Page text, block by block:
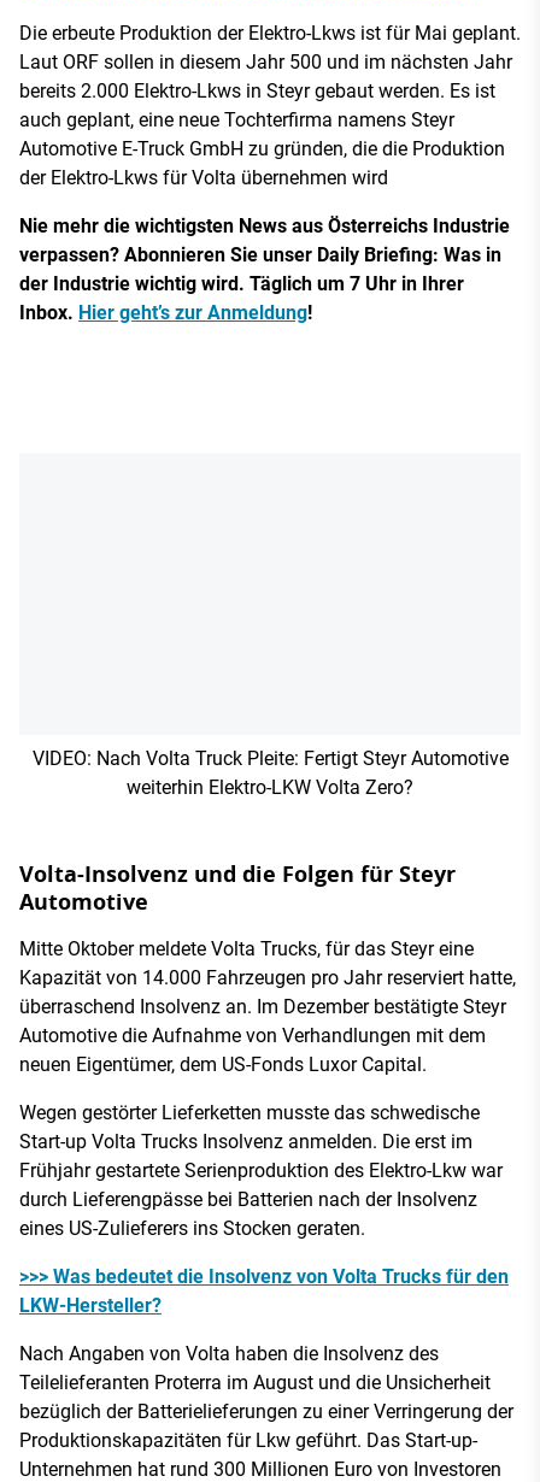
Die erbeute Produktion der Elektro-Lkws ist für Mai geplant.
Laut ORF sollen in diesem Jahr 500 und im nächsten Jahr
bereits 2.000 Elektro-Lkws in Steyr gebaut werden. Es ist
auch geplant, eine neue Tochterfirma namens Steyr
Automotive E-Truck GmbH zu gründen, die die Produktion
der Elektro-Lkws für Volta übernehmen wird
Nie mehr die wichtigsten News aus Österreichs Industrie
verpassen? Abonnieren Sie unser Daily Briefing: Was in
der Industrie wichtig wird. Täglich um 7 Uhr in Ihrer
Inbox. Hier geht’s zur Anmeldung!
VIDEO: Nach Volta Truck Pleite: Fertigt Steyr Automotive
weiterhin Elektro-LKW Volta Zero?
Volta-Insolvenz und die Folgen für Steyr
Automotive
Mitte Oktober meldete Volta Trucks, für das Steyr eine
Kapazität von 14.000 Fahrzeugen pro Jahr reserviert hatte,
überraschend Insolvenz an. Im Dezember bestätigte Steyr
Automotive die Aufnahme von Verhandlungen mit dem
neuen Eigentümer, dem US-Fonds Luxor Capital.
Wegen gestörter Lieferketten musste das schwedische
Start-up Volta Trucks Insolvenz anmelden. Die erst im
Frühjahr gestartete Serienproduktion des Elektro-Lkw war
durch Lieferengpässe bei Batterien nach der Insolvenz
eines US-Zulieferers ins Stocken geraten.
>>> Was bedeutet die Insolvenz von Volta Trucks für den
LKW-Hersteller?
Nach Angaben von Volta haben die Insolvenz des
Teilelieferanten Proterra im August und die Unsicherheit
bezüglich der Batterielieferungen zu einer Verringerung der
Produktionskapazitäten für Lkw geführt. Das Start-up-
Unternehmen hat rund 300 Millionen Euro von Investoren